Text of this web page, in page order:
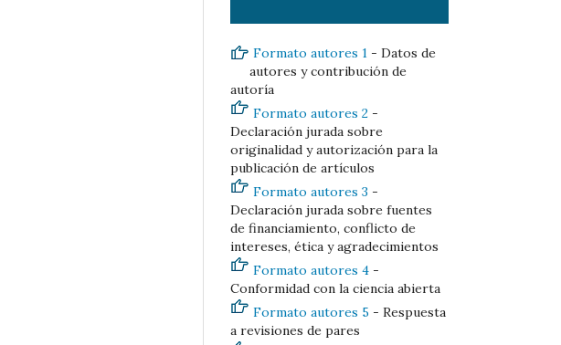
Formato autores 1 - Datos de
autores y contribución de
autoría
Formato autores 2 -
Declaración jurada sobre
originalidad y autorización para la
publicación de artículos
Formato autores 3 -
Declaración jurada sobre fuentes
de financiamiento, conflicto de
intereses, ética y agradecimientos
Formato autores 4 -
Conformidad con la ciencia abierta
Formato autores 5 - Respuesta
a revisiones de pares